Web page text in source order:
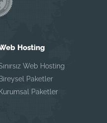
Hosting
Web Hosting
Bireysel Paketler
Kurumsal Paketler